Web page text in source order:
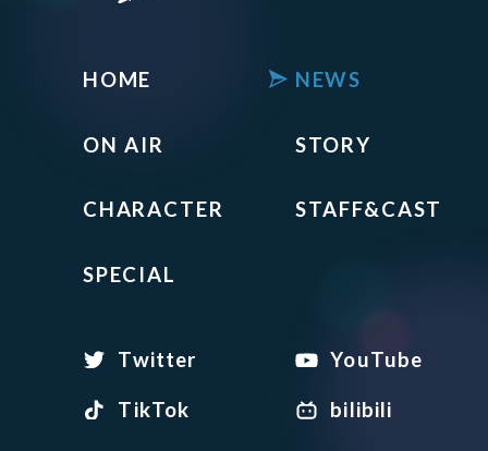
HOME NEWS
ON AIR STORY
CHARACTER STAFF&CAST
SPECIAL
Twitter YouTube
TikTok bilibili